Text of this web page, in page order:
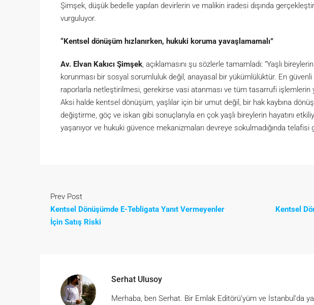
Şimşek, düşük bedelle yapılan devirlerin ve malikin iradesi dışında
vurguluyor.
“Kentsel dönüşüm hızlanırken, hukuki koruma yavaşlamamalı”
Av. Elvan Kakıcı Şimşek, açıklamasını şu sözlerle tamamladı: “Yaşlı
korunması bir sosyal sorumluluk değil, anayasal bir yükümlülüktür. En
raporlarla netleştirilmesi, gerekirse vasi atanması ve tüm tasarrufi işlemlerin
Aksi halde kentsel dönüşüm, yaşlılar için bir umut değil, bir hak kaybına
değiştirme, göç ve iskan gibi sonuçlarıyla en çok yaşlı bireylerin hayatını
yaşanıyor ve hukuki güvence mekanizmaları devreye sokulmadığında telafisi
Prev Post
Kentsel Dönüşümde E-Tebligata Yanıt Vermeyenler
İçin Satış Riski
Kentsel
Serhat Ulusoy
Merhaba, ben Serhat. Bir Emlak Editörü’yüm ve İstanbul’da